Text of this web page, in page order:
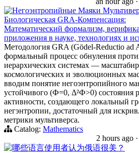
Негоэнтропийные Маяки
Биологическая GRA-Компенсация:
Математический формализм,
приложения в науке, технологиях и
Методология GRA (Gödel-Reductio ad
формальный процесс обнуления
иерархических системах —
космологических и эволюционных
вводим понятие негоэнтропийного
устойчивого (Ф=0, Δ²Ф>0) состояния
активности, создающего локальный
негэнтропии, достаточный для
метрики мультиверса.
Catalog: Mathematics
2 hours ago ·
哪些语言使用者认为俄语很美？